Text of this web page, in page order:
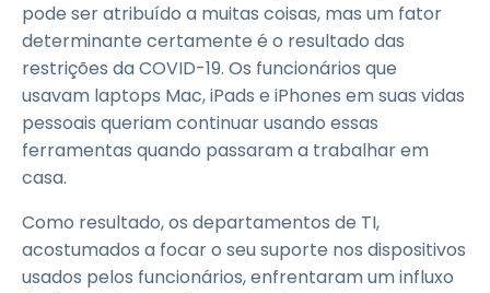
pode ser atribuído a muitas coisas, mas um fator
determinante certamente é o resultado das
restrições da COVID-19. Os funcionários que
usavam laptops Mac, iPads e iPhones em suas vidas
pessoais queriam continuar usando essas
ferramentas quando passaram a trabalhar em
casa.
Como resultado, os departamentos de TI,
acostumados a focar o seu suporte nos dispositivos
usados pelos funcionários, enfrentaram um influxo